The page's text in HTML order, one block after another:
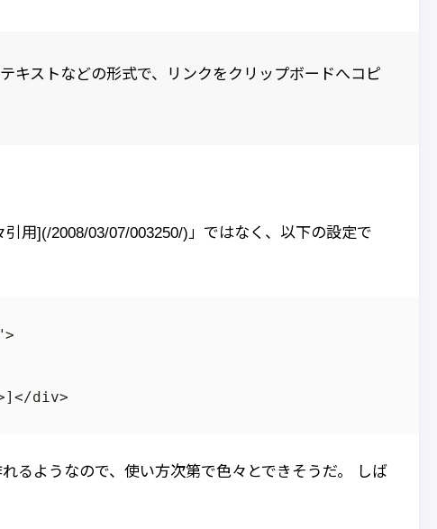
キストなどの形式で、リンクをクリップボードへコピ
用](/2008/03/07/003250/)」ではなく、以下の設定で
るようなので、使い方次第で色々とできそうだ。 しば